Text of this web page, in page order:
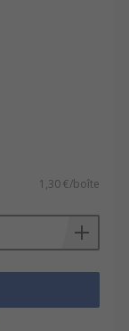
1,30 €/boîte